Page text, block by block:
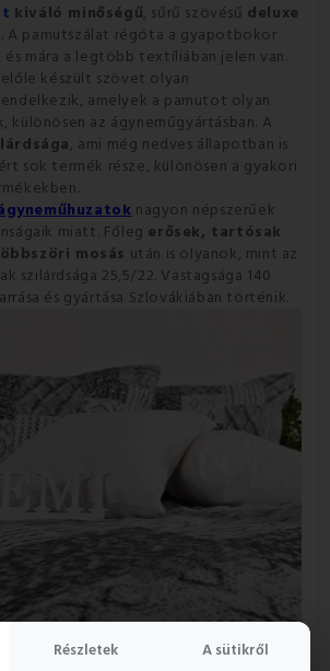
Részletek A sütikről
kiváló minőségű, sűrű szövésű deluxe
. A pamutszálat régóta a gyapotbokor
mára a legtöbb textíliában jelen van.
készült szövet olyan
amelyek a pamutot olyan
az ágyneműgyártásban. A
, ami még nedves állapotban is
sok termék része, különösen a gyakori
nagyon népszerűek
miatt. Főleg erősek, tartósak
mosás után is olyanok, mint az
szilárdsága 25,5/22. Vastagsága 140
és gyártása Szlovákiában történik.